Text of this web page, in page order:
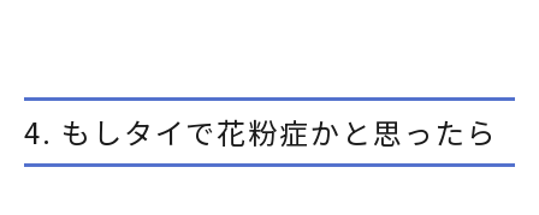
4. もしタイで花粉症かと思ったら